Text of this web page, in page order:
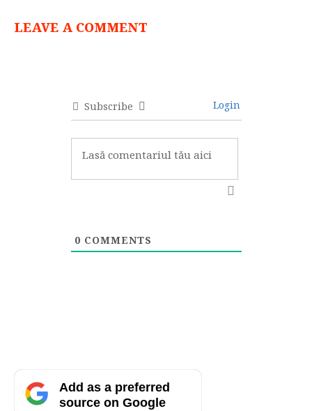
LEAVE A COMMENT
Subscribe Login
0 COMMENTS
Add as a preferred
source on Google